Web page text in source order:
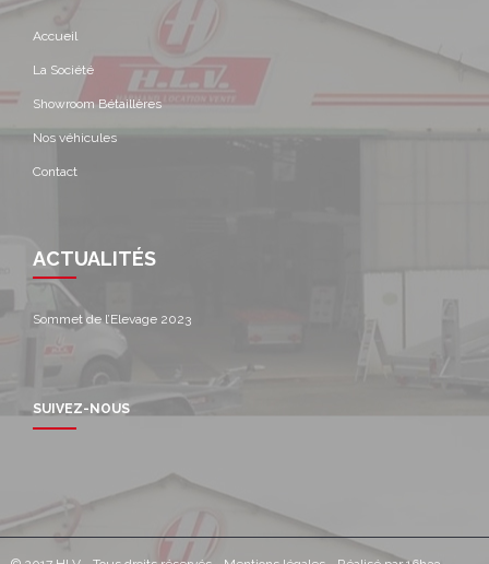
Accueil
La Société
Showroom Bétaillères
Nos véhicules
Contact
ACTUALITÉS
Sommet de l’Elevage 2023
SUIVEZ-NOUS